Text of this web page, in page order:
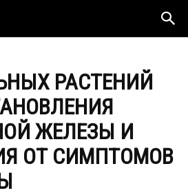
РАСТЕНИЙ
ЖЕЛЕЗЫ И
ОТ СИМПТОМОВ